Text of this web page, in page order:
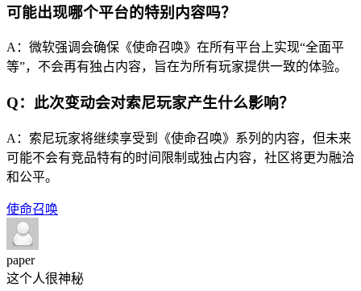
可能出现哪个平台的特别内容吗？
A：微软强调会确保《使命召唤》在所有平台上实现“全面平
等”，不会再有独占内容，旨在为所有玩家提供一致的体验。
Q：此次变动会对索尼玩家产生什么影响？
A：索尼玩家将继续享受到《使命召唤》系列的内容，但未来
可能不会有竞品特有的时间限制或独占内容，社区将更为融洽
和公平。
使命召唤
paper
这个人很神秘